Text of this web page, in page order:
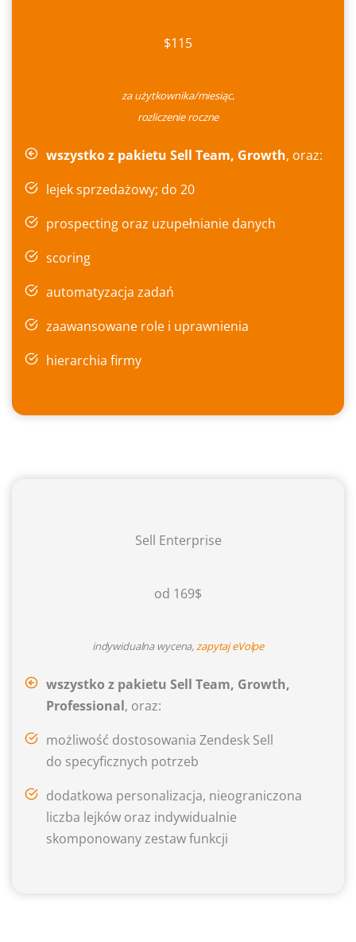
$115
za użytkownika/miesiąc,
rozliczenie roczne
wszystko z pakietu Sell Team, Growth, oraz:
lejek sprzedażowy; do 20
prospecting oraz uzupełnianie danych
scoring
automatyzacja zadań
zaawansowane role i uprawnienia
hierarchia firmy
Sell Enterprise
od 169$
indywidualna wycena,zapytaj eVolpe
wszystko z pakietu Sell Team, Growth,
Professional, oraz:
możliwość dostosowania Zendesk Sell
do specyficznych potrzeb
dodatkowa personalizacja, nieograniczona
liczba lejków oraz indywidualnie
skomponowany zestaw funkcji